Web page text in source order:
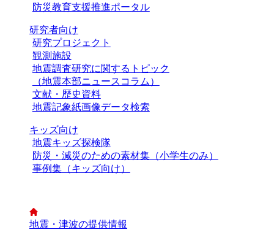
防災教育支援推進ポータル
研究者向け
研究プロジェクト
観測施設
地震調査研究に関するトピック
（地震本部ニュースコラム）
文献・歴史資料
地震記象紙画像データ検索
キッズ向け
地震キッズ探検隊
防災・減災のための素材集（小学生のみ）
事例集（キッズ向け）
地震・津波の提供情報